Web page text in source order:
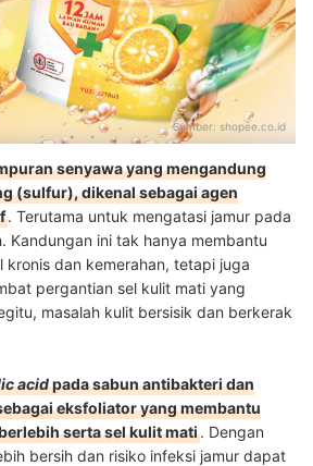
Sumber: shopee.co.id
senyawa yang mengandung
(sulfur), dikenal sebagai agen
. Terutama untuk mengatasi jamur pada
Kandungan ini tak hanya membantu
kronis dan kemerahan, tetapi juga
pergantian sel kulit mati yang
masalah kulit bersisik dan berkerak
acidpada sabun antibakteri dan
eksfoliator yang membantu
serta sel kulit mati. Dengan
bersih dan risiko infeksi jamur dapat